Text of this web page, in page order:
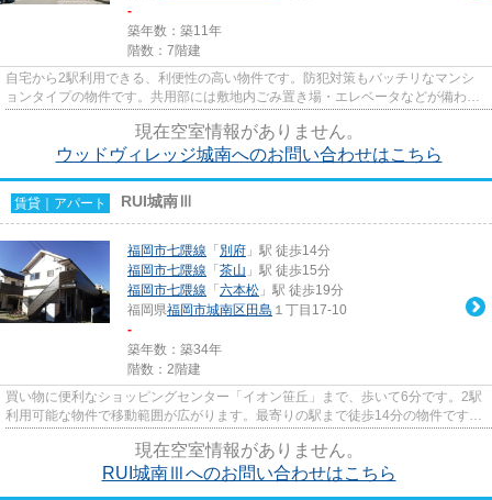
-
築年数：築11年
階数：7階建
自宅から2駅利用できる、利便性の高い物件です。防犯対策もバッチリなマンシ
ョンタイプの物件です。共用部には敷地内ごみ置き場・エレベータなどが備わっ
現在空室情報がありません。
ウッドヴィレッジ城南へのお問い合わせはこちら
賃貸｜アパート RUI城南Ⅲ
福岡市七隈線 「 別府 」駅 徒歩14分
福岡市七隈線 「 茶山 」駅 徒歩15分
福岡市七隈線 「 六本松 」駅 徒歩19分
福岡県福岡市城南区 田島 １丁目17-10
-
築年数：築34年
階数：2階建
買い物に便利なショッピングセンター「イオン笹丘」まで、歩いて6分です。2駅
利用可能な物件で移動範囲が広がります。最寄りの駅まで徒歩14分の物件です。
現在空室情報がありません。
RUI城南Ⅲへのお問い合わせはこちら